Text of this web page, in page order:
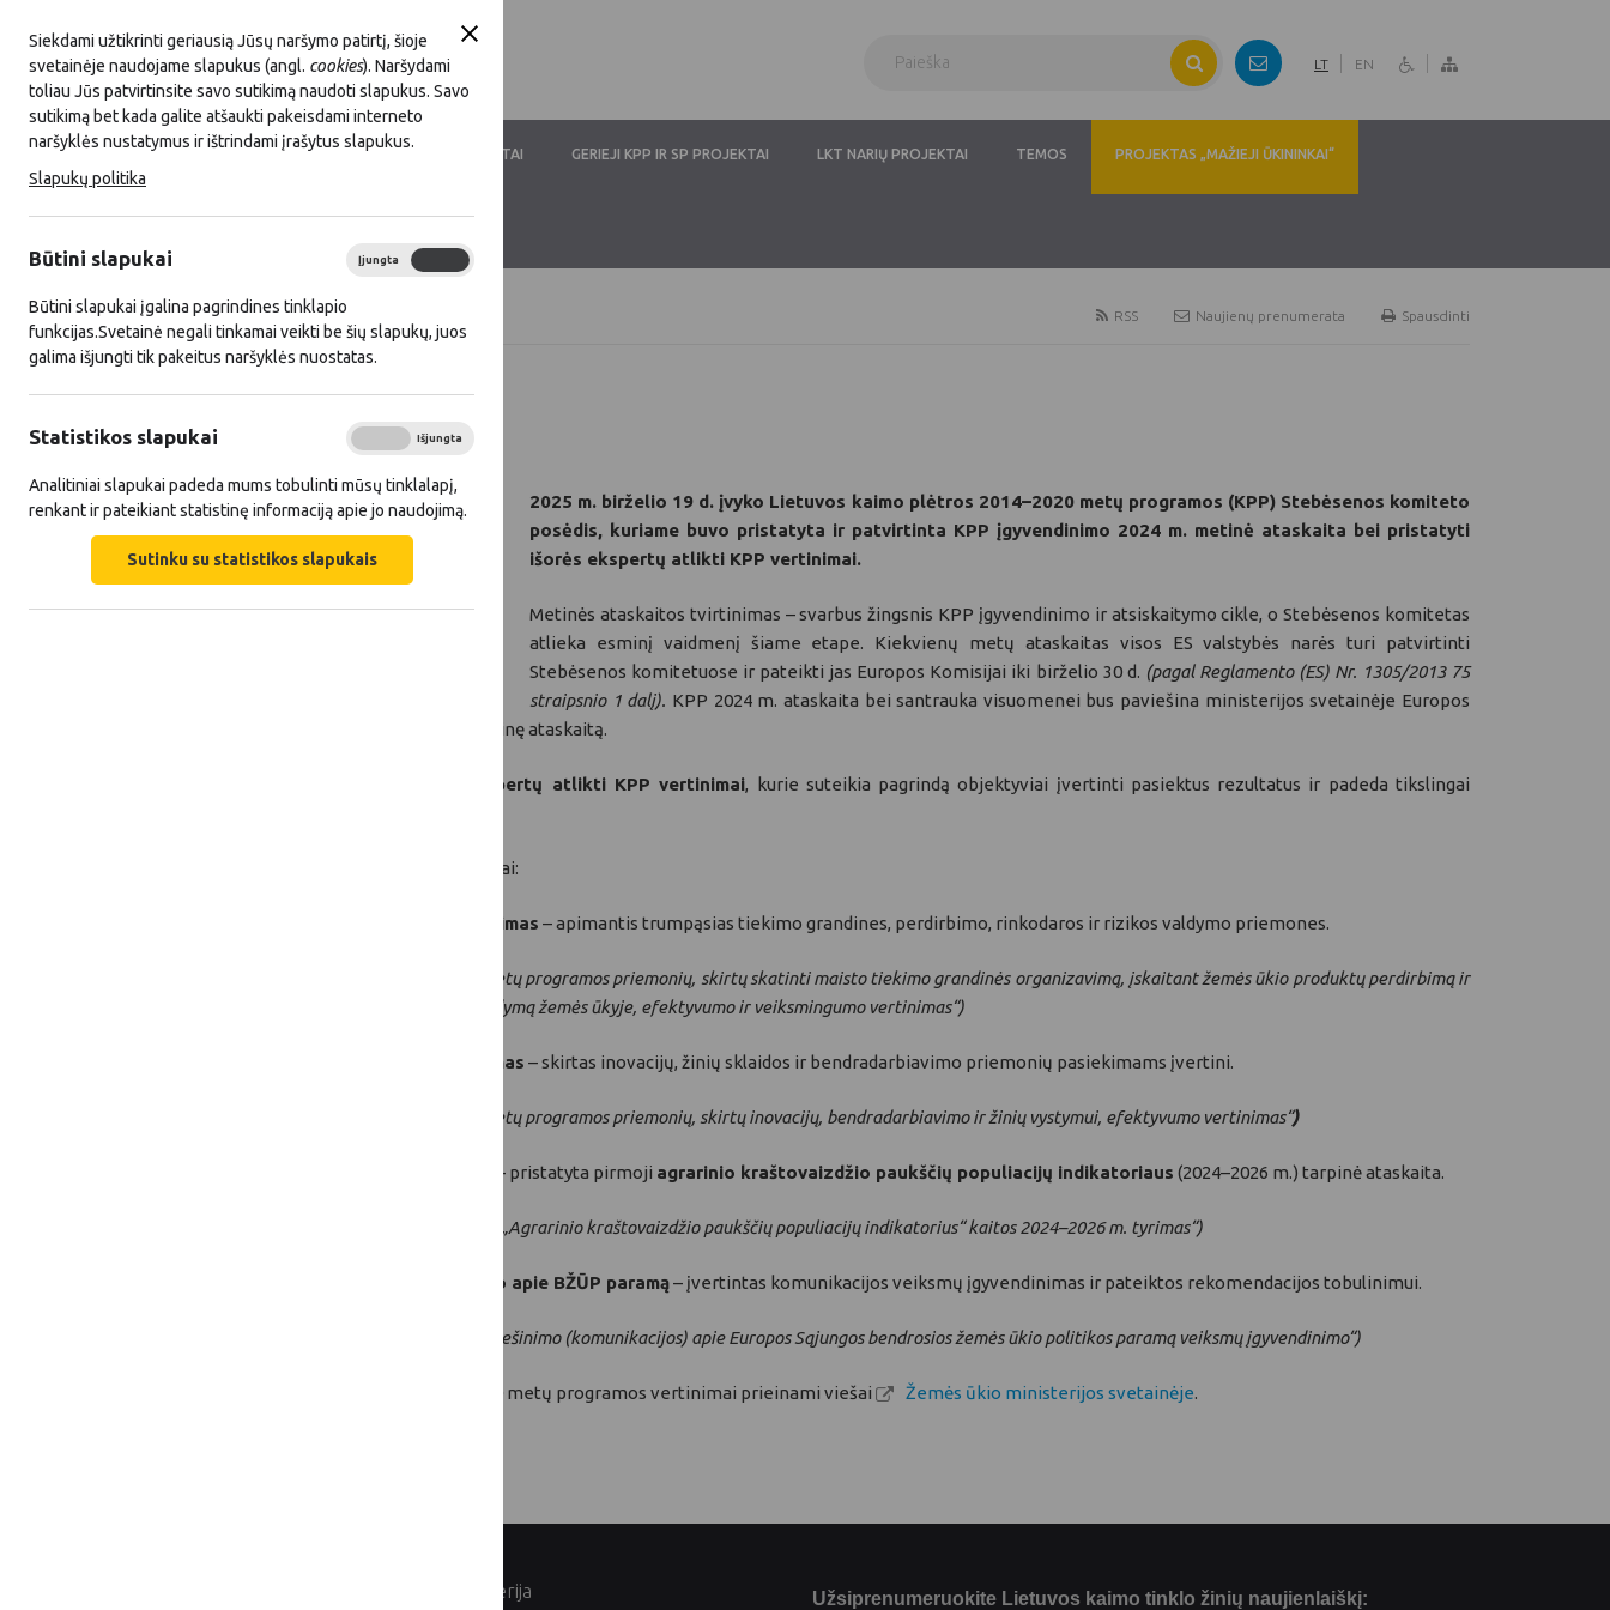
Siekdami užtikrinti geriausią Jūsų naršymo patirtį, šioje
svetainėje naudojame slapukus (angl. cookies). Naršydami
toliau Jūs patvirtinsite savo sutikimą naudoti slapukus. Savo
sutikimą bet kada galite atšaukti pakeisdami interneto
naršyklės nustatymus ir ištrindami įrašytus slapukus.
Slapukų politika
Būtini slapukai Įjungta
Būtini slapukai įgalina pagrindines tinklapio
funkcijas.Svetainė negali tinkamai veikti be šių slapukų, juos
galima išjungti tik pakeitus naršyklės nuostatas.
Statistikos slapukai Išjungta
Analitiniai slapukai padeda mums tobulinti mūsų tinklalapį,
renkant ir pateikiant statistinę informaciją apie jo naudojimą.
Sutinku su statistikos slapukais
LT EN
LKT VEIKLA LKT NARYSTĖ DOKUMENTAI GERIEJI KPP IR SP PROJEKTAI LKT NARIŲ PROJEKTAI TEMOS PROJEKTAS „MAŽIEJI ŪKININKAI“
Titulinis Naujienos Spausdinti
Naujienų prenumerata
RSS
Visos naujienos
2025 06 20
2025 m. birželio 19 d. įvyko Lietuvos kaimo plėtros 2014–2020 metų programos (KPP) Stebėsenos komiteto
posėdis, kuriame buvo pristatyta ir patvirtinta KPP įgyvendinimo 2024 m. metinė ataskaita bei pristatyti
išorės ekspertų atlikti KPP vertinimai.
Metinės ataskaitos tvirtinimas – svarbus žingsnis KPP įgyvendinimo ir atsiskaitymo cikle, o Stebėsenos komitetas
atlieka esminį vaidmenį šiame etape. Kiekvienų metų ataskaitas visos ES valstybės narės turi patvirtinti
Stebėsenos komitetuose ir pateikti jas Europos Komisijai iki birželio 30 d. (pagal Reglamento (ES) Nr. 1305/2013 75
straipsnio 1 dalį). KPP 2024 m. ataskaita bei santrauka visuomenei bus paviešina ministerijos svetainėje Europos
Komisijai peržiūrėjus ir patvirtinus KPP metinę ataskaitą.
Posėdyje taip pat pristatyti išorės ekspertų atlikti KPP vertinimai, kurie suteikia pagrindą objektyviai įvertinti pasiektus rezultatus ir padeda tikslingai
Stebėsenos komitete pristatyti šie vertinimai:
KPP III-iojo prioriteto priemonių vertinimas – apimantis trumpąsias tiekimo grandines, perdirbimo, rinkodaros ir rizikos valdymo priemones.
(„Lietuvos kaimo plėtros 2014–2020 metų programos priemonių, skirtų skatinti maisto tiekimo grandinės organizavimą, įskaitant žemės ūkio produktų perdirbimą ir
rinkodarą, gyvūnų gerovę ir rizikos valdymą žemės ūkyje, efektyvumo ir veiksmingumo vertinimas“)
KPP I-ojo prioriteto priemonių vertinimas – skirtas inovacijų, žinių sklaidos ir bendradarbiavimo priemonių pasiekimams įvertini.
Lietuvos kaimo plėtros 2014–2020 metų programos priemonių, skirtų inovacijų, bendradarbiavimo ir žinių vystymui, efektyvumo vertinimas“)
– pristatyta pirmoji agrarinio kraštovaizdžio paukščių populiacijų indikatoriaus (2024–2026 m.) tarpinė ataskaita.
(„Biologinės įvairovės poveikio rodiklio „Agrarinio kraštovaizdžio paukščių populiacijų indikatorius“ kaitos 2024–2026 m. tyrimas“)
Vertinimas dėl informavimo ir viešinimo apie BŽŪP paramą– įvertintas komunikacijos veiksmų įgyvendinimas ir pateiktos rekomendacijos tobulinimui.
(„Rekomendacijos dėl informavimo ir viešinimo (komunikacijos) apie Europos Sąjungos bendrosios žemės ūkio politikos paramą veiksmų įgyvendinimo“)
Visi atlikti Lietuvos kaimo plėtros 2014–2020 metų programos vertinimai prieinami viešai Žemės ūkio ministerijos svetainėje.
© Lietuvos Respublikos žemės ūkio ministerija Užsiprenumeruokite Lietuvos kaimo tinklo žinių naujienlaiškį: